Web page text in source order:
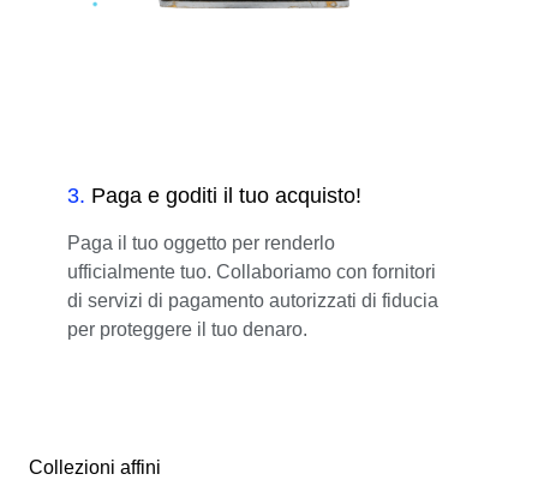
3. Paga e goditi il tuo acquisto!
Paga il tuo oggetto per renderlo
ufficialmente tuo. Collaboriamo con fornitori
di servizi di pagamento autorizzati di fiducia
per proteggere il tuo denaro.
Collezioni affini